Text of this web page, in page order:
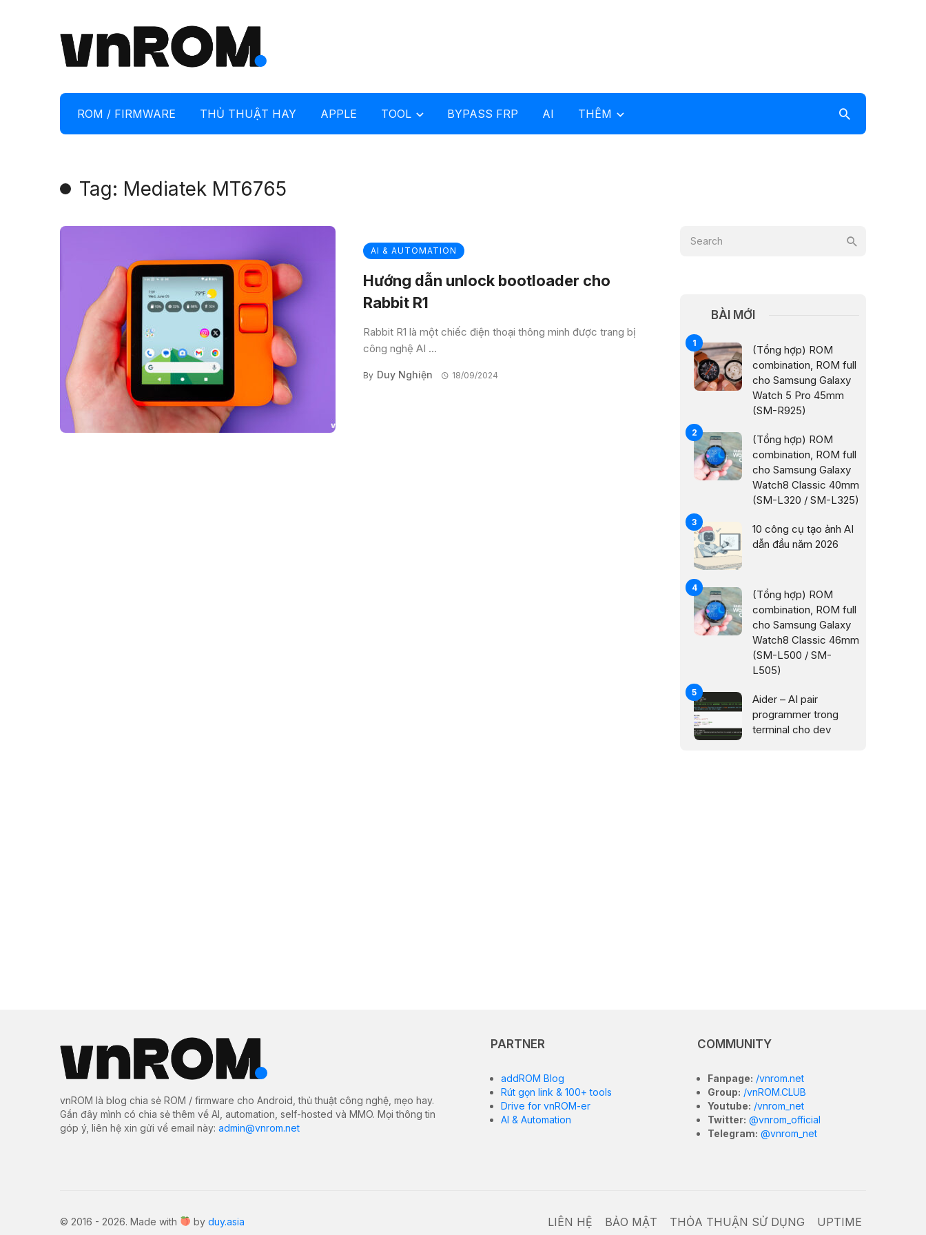
ROM / FIRMWARE THỦ THUẬT HAY APPLE TOOL BYPASS FRP AI THÊM
Tag: Mediatek MT6765
AI & AUTOMATION
Hướng dẫn unlock bootloader cho
Rabbit R1
Rabbit R1 là một chiếc điện thoại thông minh được trang bị
công nghệ AI ...
By Duy Nghiện 18/09/2024
BÀI MỚI
(Tổng hợp) ROM
combination, ROM full
cho Samsung Galaxy
Watch 5 Pro 45mm
(SM-R925)
(Tổng hợp) ROM
combination, ROM full
cho Samsung Galaxy
Watch8 Classic 40mm
(SM-L320 / SM-L325)
10 công cụ tạo ảnh AI
dẫn đầu năm 2026
(Tổng hợp) ROM
combination, ROM full
cho Samsung Galaxy
Watch8 Classic 46mm
(SM-L500 / SM-
L505)
Aider – AI pair
programmer trong
terminal cho dev
vnROM là blog chia sẻ ROM / firmware cho Android, thủ thuật công nghệ, mẹo hay.
Gần đây mình có chia sẻ thêm về AI, automation, self-hosted và MMO. Mọi thông tin
góp ý, liên hệ xin gửi về email này: admin@vnrom.net
PARTNER
addROM Blog
Rút gọn link & 100+ tools
Drive for vnROM-er
AI & Automation
COMMUNITY
Fanpage: /vnrom.net
Group: /vnROM.CLUB
Youtube: /vnrom_net
Twitter: @vnrom_official
Telegram: @vnrom_net
© 2016 - 2026. Made with by duy.asia LIÊN HỆ BẢO MẬT THỎA THUẬN SỬ DỤNG UPTIME